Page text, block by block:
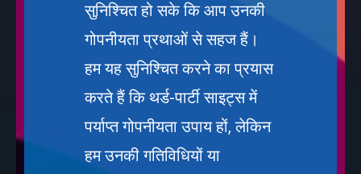
सुनिश्चित हो सके कि आप उनकी
गोपनीयता प्रथाओं से सहज हैं।
हम यह सुनिश्चित करने का प्रयास
करते हैं कि थर्ड-पार्टी साइट्स में
पर्याप्त गोपनीयता उपाय हों, लेकिन
हम उनकी गतिविधियों या